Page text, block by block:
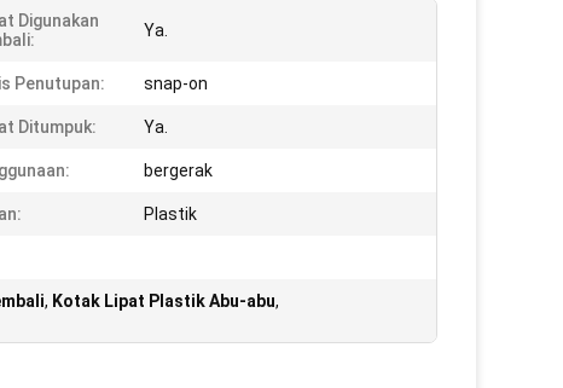
Digunakan
Ya.
Penutupan: snap-on
Ditumpuk: Ya.
bergerak
Plastik
, Kotak Lipat Plastik Abu-abu,